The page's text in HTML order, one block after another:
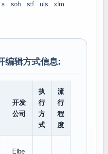
s soh stf uls xlm
编辑方式信息:
开发
公司
执
行
方
式
流
行
程
度
Elbe